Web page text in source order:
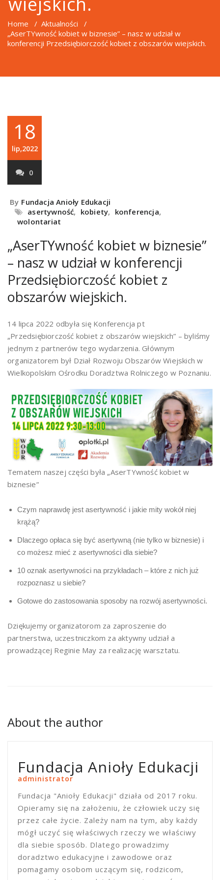
Home / Aktualności /
„AserTYwność kobiet w biznesie” – nasz w udział w
konferencji Przedsiębiorczość kobiet z obszarów wiejskich.
18
lip,2022
0
By Fundacja Anioły Edukacji
asertywność, kobiety, konferencja,
wolontariat
„AserTYwność kobiet w biznesie”
– nasz w udział w konferencji
Przedsiębiorczość kobiet z
obszarów wiejskich.
14 lipca 2022 odbyła się Konferencja pt
„Przedsiębiorczość kobiet z obszarów wiejskich” – byliśmy
jednym z partnerów tego wydarzenia. Głównym
organizatorem był Dział Rozwoju Obszarów Wiejskich w
Wielkopolskim Ośrodku Doradztwa Rolniczego w Poznaniu.
Tematem naszej części była „AserTYwność kobiet w
biznesie”
Czym naprawdę jest asertywność i jakie mity wokół niej
krążą?
Dlaczego opłaca się być asertywną (nie tylko w biznesie) i
co możesz mieć z asertywności dla siebie?
10 oznak asertywności na przykładach – które z nich już
rozpoznasz u siebie?
Gotowe do zastosowania sposoby na rozwój asertywności.
Dziękujemy organizatorom za zaproszenie do
partnerstwa, uczestniczkom za aktywny udział a
prowadzącej Reginie May za realizację warsztatu.
About the author
Fundacja Anioły Edukacji
administrator
Fundacja "Anioły Edukacji" działa od 2017 roku.
Opieramy się na założeniu, że człowiek uczy się
przez całe życie. Zależy nam na tym, aby każdy
mógł uczyć się właściwych rzeczy we właściwy
dla siebie sposób. Dlatego prowadzimy
doradztwo edukacyjne i zawodowe oraz
pomagamy osobom uczącym się, rodzicom,